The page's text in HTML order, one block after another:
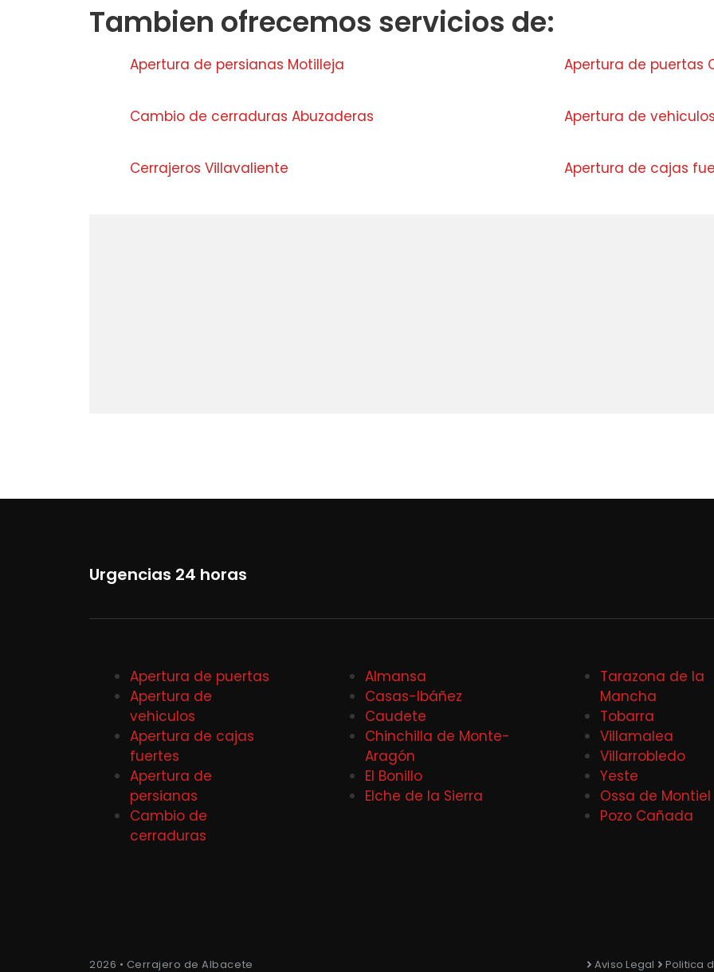
Tambien ofrecemos servicios de:
Apertura de persianas Motilleja Apertura de puertas
Cambio de cerraduras Abuzaderas Apertura de
Cerrajeros Villavaliente Apertura de cajas
Urgencias 24 horas
Apertura de puertas
Apertura de
vehiculos
Apertura de cajas
fuertes
Apertura de
persianas
Cambio de
cerraduras
Almansa
Casas-Ibáñez
Caudete
Chinchilla de Monte-
Aragón
El Bonillo
Elche de la Sierra
Tarazona de la
Mancha
Tobarra
Villamalea
Villarrobledo
Yeste
Ossa de Montiel
Pozo Cañada
2026 • Cerrajero de Albacete Aviso Legal Politica